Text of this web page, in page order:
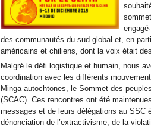
des communautés du sud global et, en
américains et chiliens, dont la voix était
Malgré le défi logistique et humain, nous
coordination avec les différents
Minga autochtones, le Sommet des
(SCAC). Ces rencontres ont été
messages et de leurs délégations au SSC
dénonciation de l’extractivisme, de la